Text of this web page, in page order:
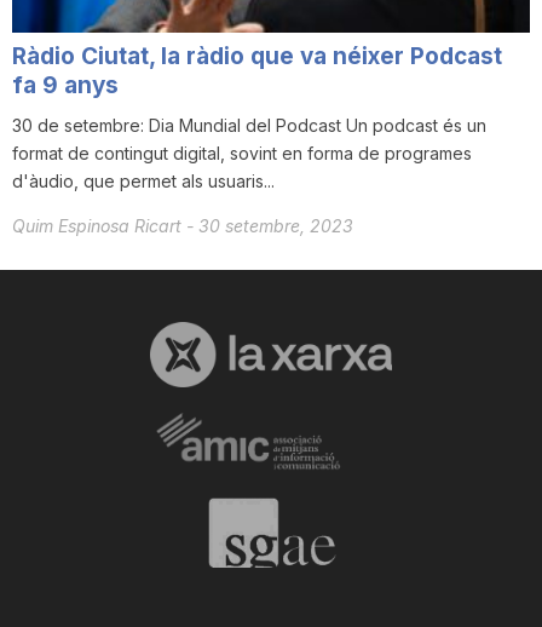
Ràdio Ciutat, la ràdio que va néixer Podcast
fa 9 anys
30 de setembre: Dia Mundial del Podcast Un podcast és un
format de contingut digital, sovint en forma de programes
d'àudio, que permet als usuaris...
Quim Espinosa Ricart - 30 setembre, 2023